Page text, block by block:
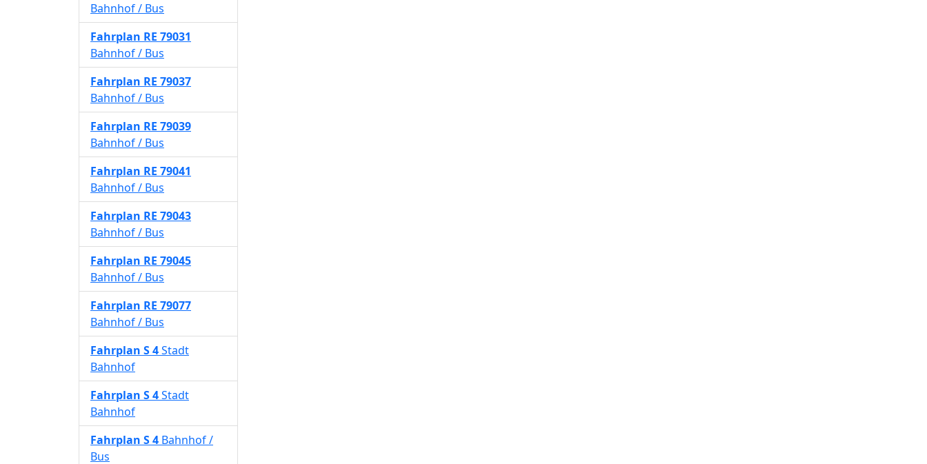
Bahnhof / Bus
Fahrplan RE 79031
Bahnhof / Bus
Fahrplan RE 79037
Bahnhof / Bus
Fahrplan RE 79039
Bahnhof / Bus
Fahrplan RE 79041
Bahnhof / Bus
Fahrplan RE 79043
Bahnhof / Bus
Fahrplan RE 79045
Bahnhof / Bus
Fahrplan RE 79077
Bahnhof / Bus
Fahrplan S 4Stadt
Bahnhof
Fahrplan S 4Stadt
Bahnhof
Fahrplan S 4 Bahnhof /
Bus